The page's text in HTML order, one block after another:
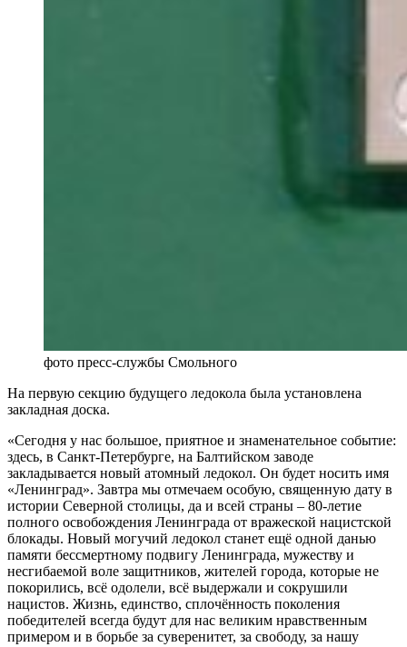
фото пресс-службы Смольного
На первую секцию будущего ледокола была установлена
закладная доска.
«Сегодня у нас большое, приятное и знаменательное событие:
здесь, в Санкт-Петербурге, на Балтийском заводе
закладывается новый атомный ледокол. Он будет носить имя
«Ленинград». Завтра мы отмечаем особую, священную дату в
истории Северной столицы, да и всей страны – 80-летие
полного освобождения Ленинграда от вражеской нацистской
блокады. Новый могучий ледокол станет ещё одной данью
памяти бессмертному подвигу Ленинграда, мужеству и
несгибаемой воле защитников, жителей города, которые не
покорились, всё одолели, всё выдержали и сокрушили
нацистов. Жизнь, единство, сплочённость поколения
победителей всегда будут для нас великим нравственным
примером и в борьбе за суверенитет, за свободу, за нашу